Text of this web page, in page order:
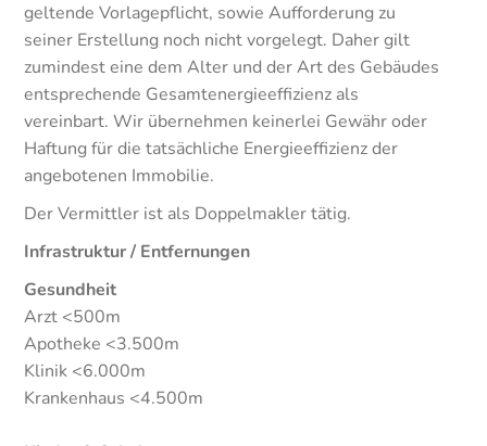
geltende Vorlagepflicht, sowie Aufforderung zu
seiner Erstellung noch nicht vorgelegt. Daher gilt
zumindest eine dem Alter und der Art des Gebäudes
entsprechende Gesamtenergieeffizienz als
vereinbart. Wir übernehmen keinerlei Gewähr oder
Haftung für die tatsächliche Energieeffizienz der
angebotenen Immobilie.
Der Vermittler ist als Doppelmakler tätig.
Infrastruktur / Entfernungen
Gesundheit
Arzt <500m
Apotheke <3.500m
Klinik <6.000m
Krankenhaus <4.500m